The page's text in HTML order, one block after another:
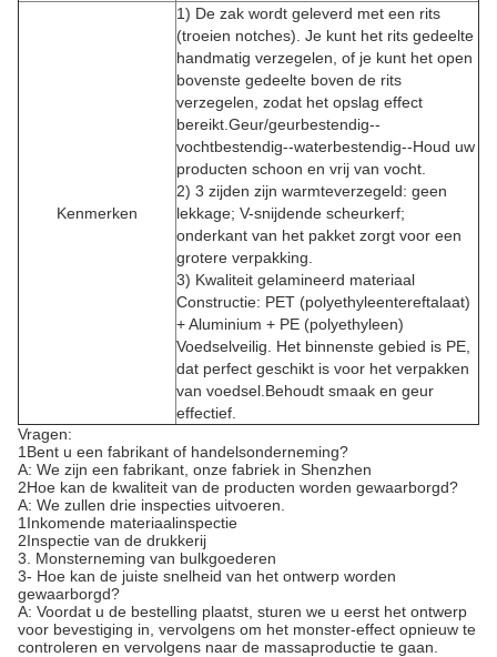
Kenmerken
1) De zak wordt geleverd met een rits
(troeien notches). Je kunt het rits gedeelte
handmatig verzegelen, of je kunt het open
bovenste gedeelte boven de rits
verzegelen, zodat het opslag effect
bereikt.Geur/geurbestendig--
vochtbestendig--waterbestendig--Houd uw
producten schoon en vrij van vocht.
2) 3 zijden zijn warmteverzegeld: geen
lekkage; V-snijdende scheurkerf;
onderkant van het pakket zorgt voor een
grotere verpakking.
3) Kwaliteit gelamineerd materiaal
Constructie: PET (polyethyleentereftalaat)
+ Aluminium + PE (polyethyleen)
Voedselveilig. Het binnenste gebied is PE,
dat perfect geschikt is voor het verpakken
van voedsel.Behoudt smaak en geur
effectief.
Vragen:
1Bent u een fabrikant of handelsonderneming?
A: We zijn een fabrikant, onze fabriek in Shenzhen
2Hoe kan de kwaliteit van de producten worden gewaarborgd?
A: We zullen drie inspecties uitvoeren.
1Inkomende materiaalinspectie
2Inspectie van de drukkerij
3. Monsterneming van bulkgoederen
3- Hoe kan de juiste snelheid van het ontwerp worden
gewaarborgd?
A: Voordat u de bestelling plaatst, sturen we u eerst het ontwerp
voor bevestiging in, vervolgens om het monster-effect opnieuw te
controleren en vervolgens naar de massaproductie te gaan.